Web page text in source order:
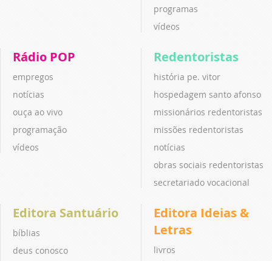
programas
vídeos
Rádio POP
empregos
notícias
ouça ao vivo
programação
vídeos
Redentoristas
história pe. vitor
hospedagem santo afonso
missionários redentoristas
missões redentoristas
notícias
obras sociais redentoristas
secretariado vocacional
Editora Santuário
bíblias
deus conosco
Editora Ideias &
Letras
livros